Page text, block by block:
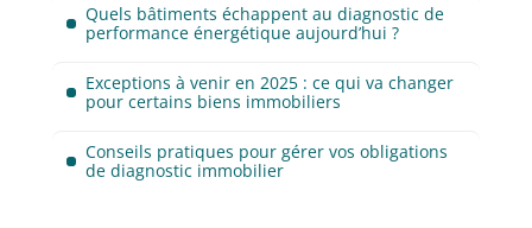
Quels bâtiments échappent au diagnostic de
performance énergétique aujourd’hui ?
Exceptions à venir en 2025 : ce qui va changer
pour certains biens immobiliers
Conseils pratiques pour gérer vos obligations
de diagnostic immobilier